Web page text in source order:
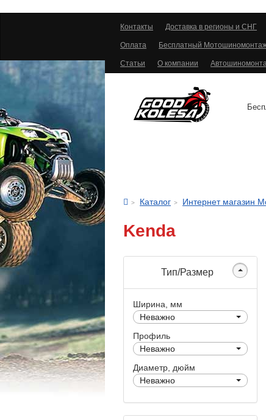
Контакты Доставка в регионы и СНГ
Оплата Бесплатный
Статьи О компании
Каталог Интернет магазин
Kenda
Тип/Размер
Ширина, мм
Неважно
Профиль
Неважно
Диаметр, дюйм
Неважно